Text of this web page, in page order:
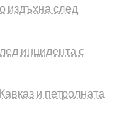
издъхна след
инцидента с
и петролната